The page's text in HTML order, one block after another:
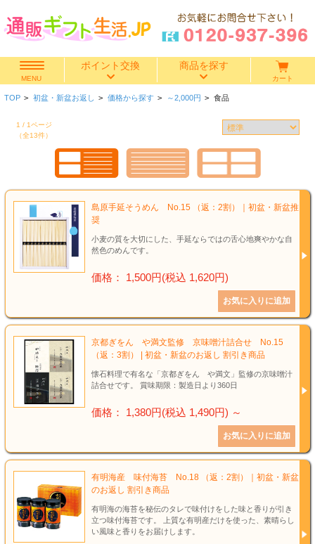
MENU
ポイント交換 商品を探す
快気祝い
香典返し
出産内祝い
結婚内祝い
結婚引き出物
結婚祝い
新築祝い
初盆・新盆
プレゼント
長寿のお祝い
各種記念品
カート
TOP > 初盆・新盆お返し > 価格から探す > ～2,000円 > 食品
1 / 1ページ
（全13件）
島原手延そうめん No.15 （返：2割）｜初盆・新盆推
奨
小麦の質を大切にした、手延ならではの舌心地爽やかな自
然色のめんです。
価格： 1,500円(税込 1,620円)
京都ぎをん や満文監修 京味噌汁詰合せ No.15
（返：3割） | 初盆・新盆のお返し 割引き商品
懐石料理で有名な「京都ぎをん や満文」監修の京味噌汁
詰合せです。 賞味期限：製造日より360日
価格： 1,380円(税込 1,490円) ～
有明海産 味付海苔 No.18 （返：2割）｜初盆・新盆
のお返し 割引き商品
有明海の海苔を秘伝のタレで味付けをした味と香りが引き
立つ味付海苔です。 上質な有明産だけを使った、素晴らし
い風味と香りをお届けします。